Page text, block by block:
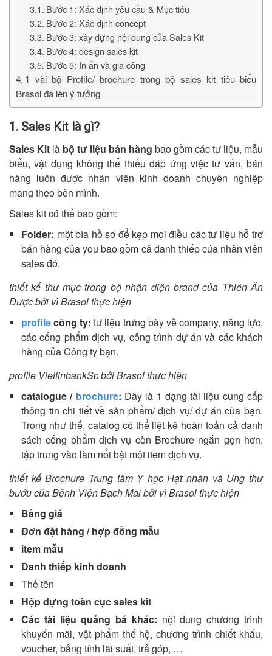
Bước 1: Xác định yêu cầu & Mục tiêu
Bước 2: Xác định concept
Bước 3: xây dựng nội dung của Sales Kit
Bước 4: design sales kit
Bước 5: In ấn và gia công
1 vài bộ Profile/ brochure trong bộ sales kit tiêu biểu
Brasol đã lên ý tưởng
1. Sales Kit là gì?
Sales Kit là bộ tư liệu bán hàng bao gồm các tư liệu, mẫu
biểu, vật dụng không thể thiếu đáp ứng việc tư vấn, bán
hàng luôn được nhân viên kinh doanh chuyên nghiệp
mang theo bên mình.
Sales kit có thể bao gồm:
Folder: một bìa hồ sơ để kẹp mọi điều các tư liệu hỗ trợ
bán hàng của you bao gồm cả danh thiếp của nhân viên
sales đó.
thiết kế thư mục trong bộ nhận diện brand của Thiên Ân
Dược bởi vì Brasol thực hiện
profilecông ty:tư liệu trưng bày về company, năng lực,
các cống phẩm dịch vụ, công trình dự án và các khách
hàng của Công ty bạn.
profile ViettinbankSc bởi Brasol thực hiện
catalogue / brochure: Đây là 1 dạng tài liệu cung cấp
thông tin chi tiết về sản phẩm/ dịch vụ/ dự án của bạn.
Trong như thế, catalog có thể liệt kê hoàn toản cả danh
sách cống phẩm dịch vụ còn Brochure ngắn gọn hơn,
tập trung vào làm nổi bật một item dịch vụ.
thiết kế Brochure Trung tâm Y học Hạt nhân và Ung thư
bướu của Bệnh Viện Bạch Mai bởi vì Brasol thực hiện
Bảng giá
Đơn đặt hàng / hợp đồng mẫu
item mẫu
Danh thiếp kinh doanh
Thẻ tên
Hộp đựng toàn cục sales kit
Các tài liệu quảng bá khác: nội dung chương trình
khuyến mãi, vật phẩm thế hệ, chương trình chiết khấu,
voucher, bảng tính lãi suất, trả góp, …